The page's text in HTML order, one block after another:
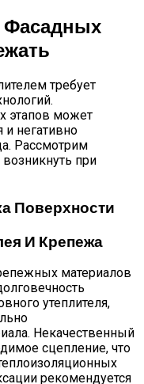
требует
этапов может
и негативно
Рассмотрим
при
Поверхности
И Крепежа
материалов
утеплителя,
Некачественный
сцепление, что
рекомендуется